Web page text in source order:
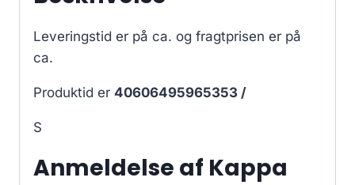
Leveringstid er på ca. og fragtprisen er på
ca.
Produktid er 40606495965353 /
S
Anmeldelse af Kappa